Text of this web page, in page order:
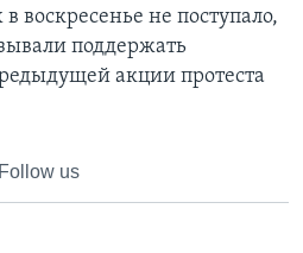
воскресенье не поступало,
поддержать
акции протеста
Follow us